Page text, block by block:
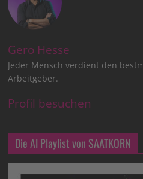
Gero Hesse
Jeder Mensch verdient den
Arbeitgeber.
Profil besuchen
Die AI Playlist von SAATKORN